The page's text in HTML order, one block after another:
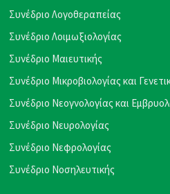
Συνέδριο Λογοθεραπείας
Συνέδριο Λοιμωξιολογίας
Συνέδριο Μαιευτικής
Συνέδριο Μικροβιολογίας και
Συνέδριο Νεογνολογίας και
Συνέδριο Νευρολογίας
Συνέδριο Νεφρολογίας
Συνέδριο Νοσηλευτικής